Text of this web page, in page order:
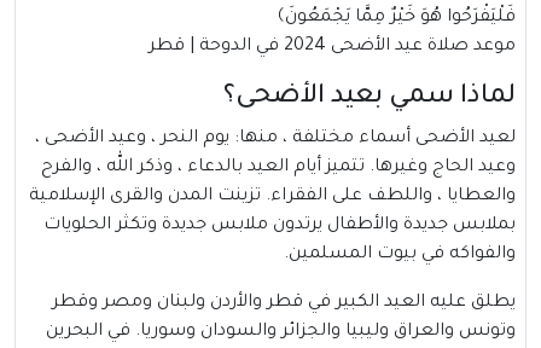
فَلْيَفْرَحُوا هُوَ خَيْرٌ مِمَّا يَجْمَعُونَ﴾
موعد صلاة عيد الأضحى 2024 في الدوحة | قطر
لماذا سمي بعيد الأضحى؟
لعيد الأضحى أسماء مختلفة ، منها: يوم النحر ، وعيد الأضحى ،
وعيد الحاج وغيرها. تتميز أيام العيد بالدعاء ، وذكر الله ، والفرح
والعطايا ، واللطف على الفقراء. تزينت المدن والقرى الإسلامية
بملابس جديدة والأطفال يرتدون ملابس جديدة وتكثر الحلويات
والفواكه في بيوت المسلمين.
يطلق عليه العيد الكبير في قطر والأردن ولبنان ومصر وقطر
وتونس والعراق وليبيا والجزائر والسودان وسوريا. في البحرين